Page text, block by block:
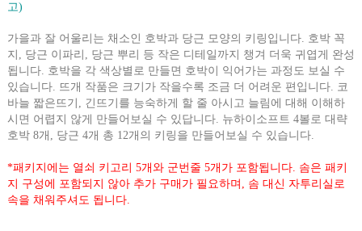
고)
가을과 잘 어울리는 채소인 호박과 당근 모양의 키링입니다. 호박 꼭
지, 당근 이파리, 당근 뿌리 등 작은 디테일까지 챙겨 더욱 귀엽게 완성
됩니다. 호박을 각 색상별로 만들면 호박이 익어가는 과정도 보실 수
있습니다. 뜨개 작품은 크기가 작을수록 조금 더 어려운 편입니다. 코
바늘 짧은뜨기, 긴뜨기를 능숙하게 할 줄 아시고 늘림에 대해 이해하
시면 어렵지 않게 만들어보실 수 있답니다. 뉴하이소프트 4볼로 대략
호박 8개, 당근 4개 총 12개의 키링을 만들어보실 수 있습니다.
*패키지에는 열쇠 키고리 5개와 군번줄 5개가 포함됩니다. 솜은 패키
지 구성에 포함되지 않아 추가 구매가 필요하며, 솜 대신 자투리실로
속을 채워주셔도 됩니다.